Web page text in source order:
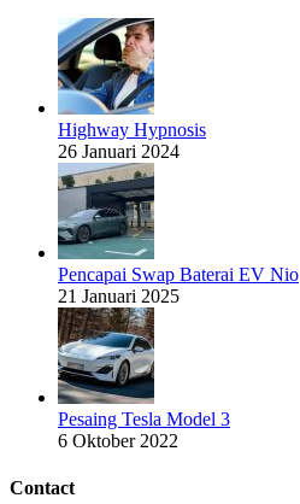
Highway Hypnosis
26 Januari 2024
Pencapai Swap Baterai EV Nio
21 Januari 2025
Pesaing Tesla Model 3
6 Oktober 2022
Contact